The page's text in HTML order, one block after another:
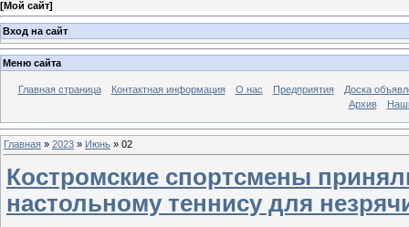
[Мой сайт]
Вход на сайт
Меню сайта
Главная страница Контактная информация О нас Предприятия
Доска
Архив
Главная » 2023 » Июнь » 02
Костромские спортсмены
настольному теннису для